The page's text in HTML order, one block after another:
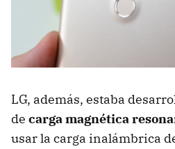
LG, además, estaba
de carga magnética
usar la carga inalámbrica